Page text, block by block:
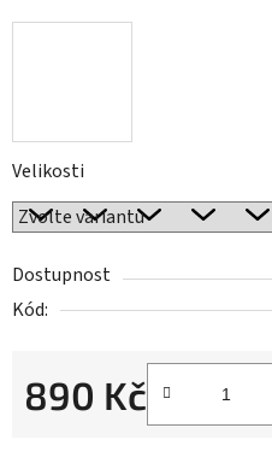
Velikosti
Dostupnost
Kód:
890 Kč